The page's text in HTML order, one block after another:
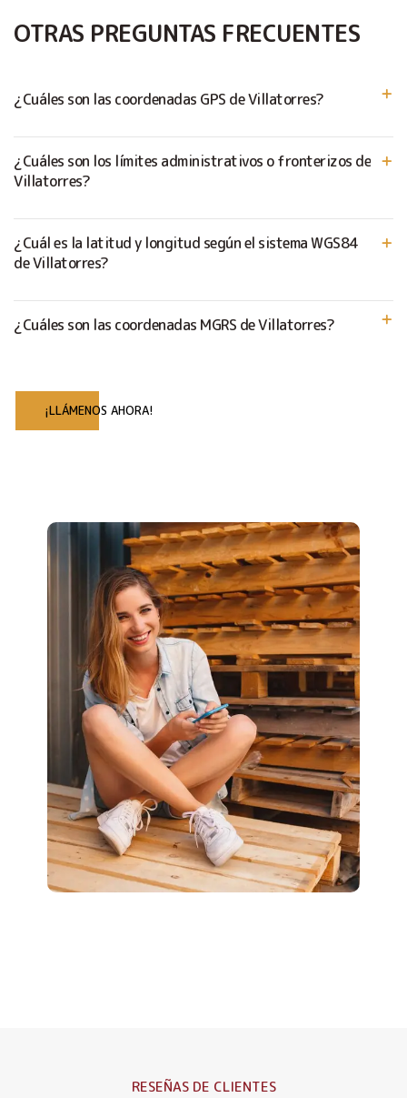
OTRAS PREGUNTAS FRECUENTES
¿Cuáles son las coordenadas GPS de Villatorres?
¿Cuáles son los límites administrativos o fronterizos de
Villatorres?
¿Cuál es la latitud y longitud según el sistema WGS84
de Villatorres?
¿Cuáles son las coordenadas MGRS de Villatorres?
¡LLÁMENOS AHORA!
RESEÑAS DE CLIENTES